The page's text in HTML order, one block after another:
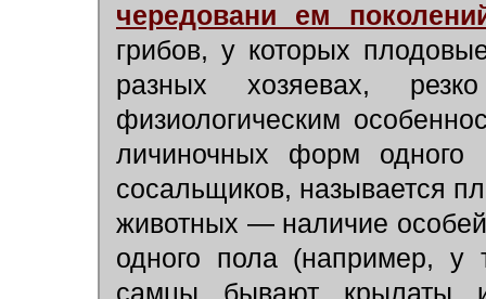
чередовани ем
грибов, у которых
разных хозяевах,
физиологическим
личиночных форм одного
сосальщиков, называется
животных — наличие
одного пола (например, у
самцы бывают крылаты